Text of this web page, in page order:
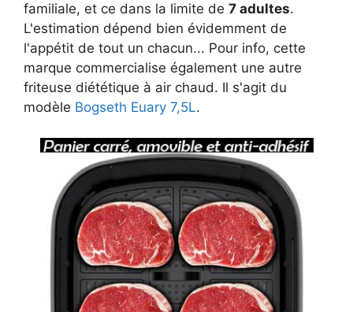
familiale, et ce dans la limite de 7 adultes.
L'estimation dépend bien évidemment de
l'appétit de tout un chacun... Pour info, cette
marque commercialise également une autre
friteuse diététique à air chaud. Il s'agit du
modèle Bogseth Euary 7,5L.